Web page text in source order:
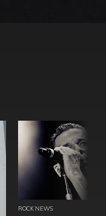
ROCK NEWS